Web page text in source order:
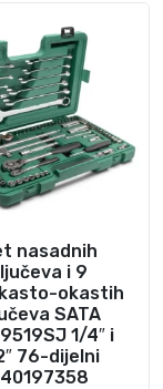
nasadnih
i 9
okastih
SATA
1/4″ i
76-dijelni